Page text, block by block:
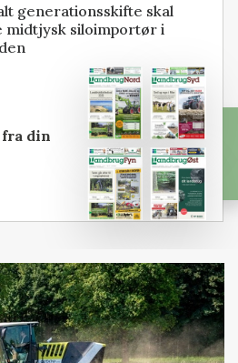
generationsskifte skal
midtjysk siloimportør i
din